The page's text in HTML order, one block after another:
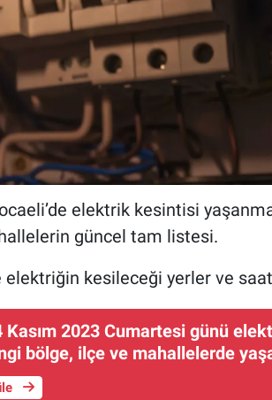
elektrik kesintisi
güncel tam listesi.
kesileceği yerler ve
Kasım 2023 Cumartesi günü
bölge, ilçe ve mahallelerde